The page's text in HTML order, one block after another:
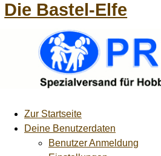
Die Bastel-Elfe
Zur Startseite
Deine Benutzerdaten
Benutzer Anmeldung